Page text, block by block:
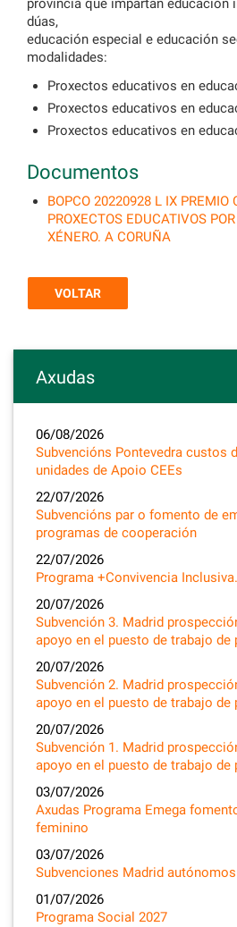
provincia que impartan educación
dúas,
educación especial e educación
modalidades:
Proxectos educativos en
Proxectos educativos en
Proxectos educativos en
Documentos
BOPCO 20220928 L IX PREMIO
PROXECTOS EDUCATIVOS
XÉNERO. A CORUÑA
VOLTAR
Axudas
06/08/2026
Subvencións Pontevedra custos
unidades de Apoio CEEs
22/07/2026
Subvencións par o fomento de
programas de cooperación
22/07/2026
Programa +Convivencia
20/07/2026
Subvención 3. Madrid
apoyo en el puesto de trabajo de
20/07/2026
Subvención 2. Madrid
apoyo en el puesto de trabajo de
20/07/2026
Subvención 1. Madrid
apoyo en el puesto de trabajo de
03/07/2026
Axudas Programa Emega
feminino
03/07/2026
Subvenciones Madrid
01/07/2026
Programa Social 2027